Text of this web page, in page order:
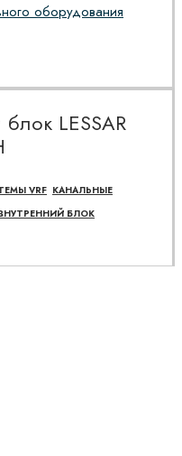
оборудования
LESSAR
VRF КАНАЛЬНЫЕ
БЛОК